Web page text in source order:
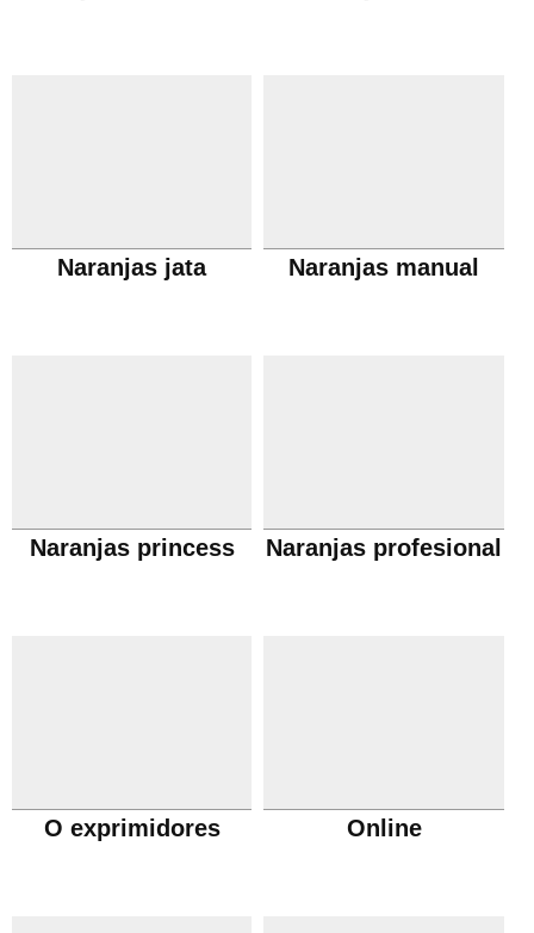
Naranjas jata Naranjas manual
Naranjas princess Naranjas profesional
O exprimidores Online